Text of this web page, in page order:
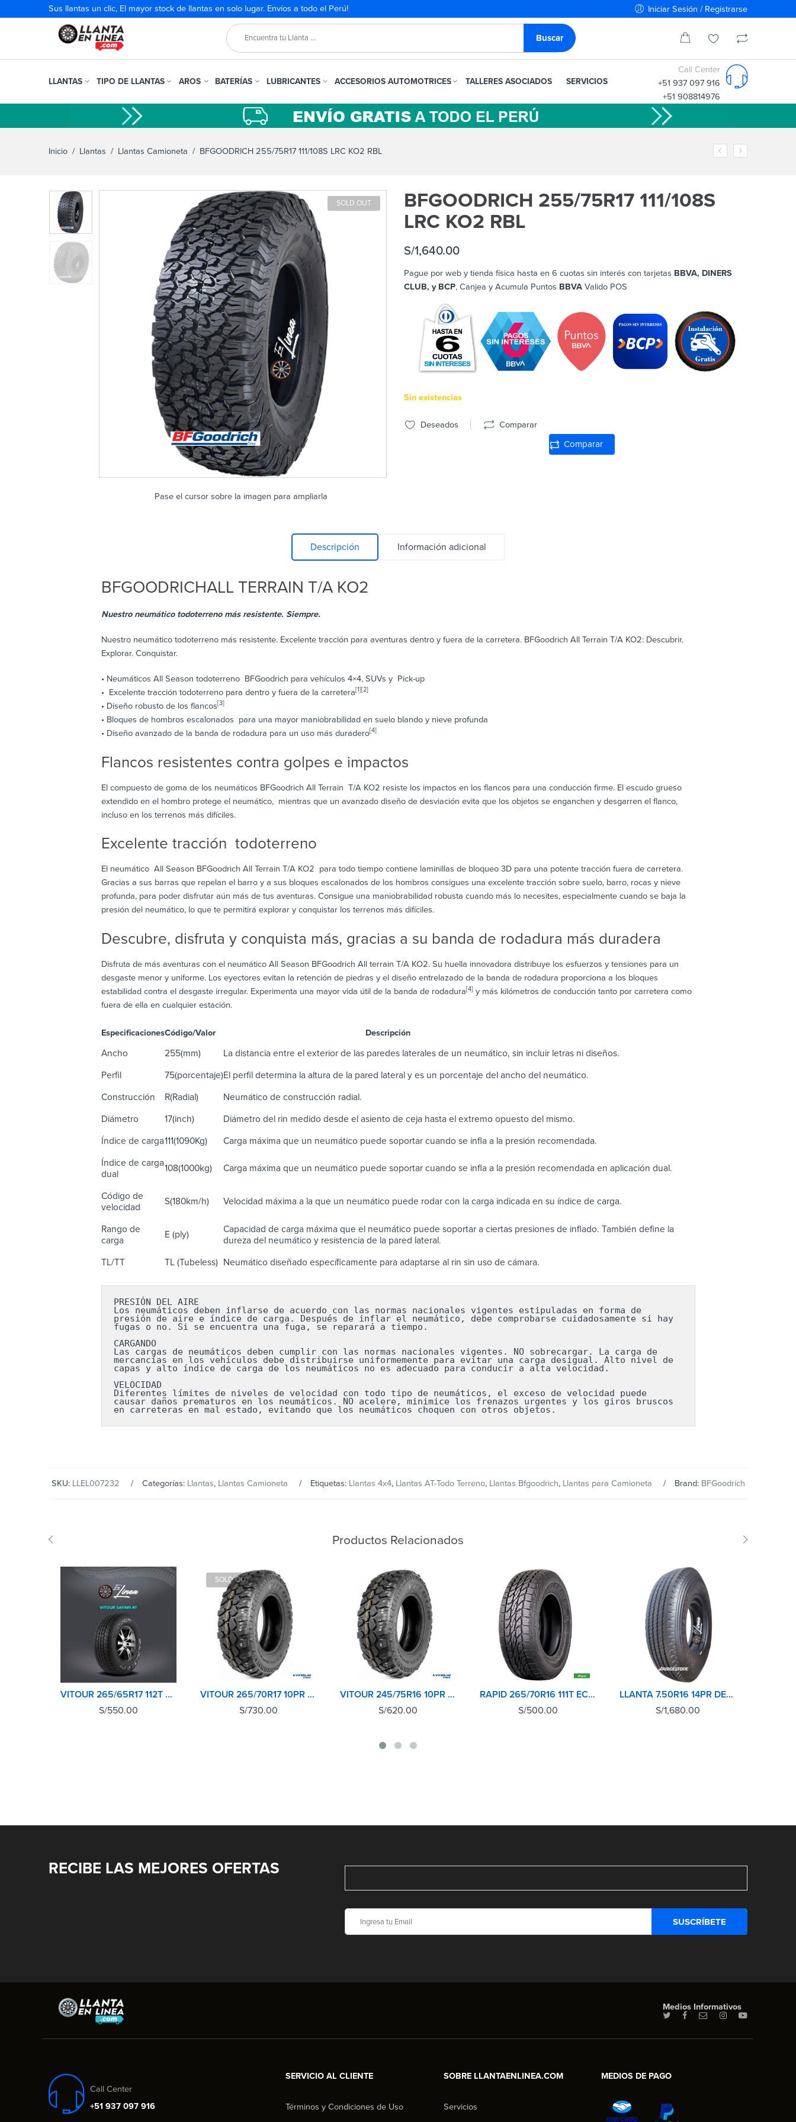
Sus llantas un clic, El mayor stock de llantas en solo lugar. Envíos a todo el Perú! Iniciar Sesión / Registrarse
LLANTAS TIPO DE LLANTAS AROS BATERÍAS LUBRICANTES ACCESORIOS AUTOMOTRICES TALLERES ASOCIADOS SERVICIOS
Call Center
+51 937 097 916
+51 908814976
Inicio / Llantas / Llantas Camioneta / BFGOODRICH 255/75R17 111/108S LRC KO2 RBL
SOLD OUT
Pase el cursor sobre la imagen para ampliarla
BFGOODRICH 255/75R17 111/108S
LRC KO2 RBL
S/1,640.00
Pague por web y tienda física hasta en 6 cuotas sin interés con tarjetas BBVA, DINERS
CLUB, y BCP, Canjea y Acumula Puntos BBVA Valido POS
Sin existencias
Deseados Comparar
Comparar
Descripción Información adicional
BFGOODRICHALL TERRAIN T/A KO2
Nuestro neumático todoterreno más resistente. Siempre.​​​​​​
Nuestro neumático todoterreno más resistente. Excelente tracción para aventuras dentro y fuera de la carretera. BFGoodrich All Terrain T/A KO2: Descubrir.
Explorar. Conquistar.
• Neumáticos All Season todoterreno BFGoodrich para vehículos 4×4, SUVs y Pick-up
• Excelente tracción todoterreno para dentro y fuera de la carretera[1][2]
• Diseño robusto de los flancos[3]
• Bloques de hombros escalonados para una mayor maniobrabilidad en suelo blando y nieve profunda
• Diseño avanzado de la banda de rodadura para un uso más duradero[4]
Flancos resistentes contra golpes e impactos
El compuesto de goma de los neumáticos BFGoodrich All Terrain T/A KO2 resiste los impactos en los flancos para una conducción firme. El escudo grueso
extendido en el hombro protege el neumático, mientras que un avanzado diseño de desviación evita que los objetos se enganchen y desgarren el flanco,
incluso en los terrenos más difíciles.
Excelente tracción todoterreno
El neumático All Season BFGoodrich All Terrain T/A KO2 para todo tiempo contiene laminillas de bloqueo 3D para una potente tracción fuera de carretera.
Gracias a sus barras que repelan el barro y a sus bloques escalonados de los hombros consigues una excelente tracción sobre suelo, barro, rocas y nieve
profunda, para poder disfrutar aún más de tus aventuras. Consigue una maniobrabilidad robusta cuando más lo necesites, especialmente cuando se baja la
presión del neumático, lo que te permitirá explorar y conquistar los terrenos más difíciles.
Descubre, disfruta y conquista más, gracias a su banda de rodadura más duradera
Disfruta de más aventuras con el neumático All Season BFGoodrich All terrain T/A KO2. Su huella innovadora distribuye los esfuerzos y tensiones para un
desgaste menor y uniforme. Los eyectores evitan la retención de piedras y el diseño entrelazado de la banda de rodadura proporciona a los bloques
estabilidad contra el desgaste irregular. Experimenta una mayor vida útil de la banda de rodadura[4]y más kilómetros de conducción tanto por carretera como
fuera de ella en cualquier estación.
EspecificacionesCódigo/Valor Descripción
Ancho 255(mm) La distancia entre el exterior de las paredes laterales de un neumático, sin incluir letras ni diseños.
Perfil 75(porcentaje)El perfil determina la altura de la pared lateral y es un porcentaje del ancho del neumático.
Construcción R(Radial) Neumático de construcción radial.
Diámetro 17(inch) Diámetro del rin medido desde el asiento de ceja hasta el extremo opuesto del mismo.
Índice de carga111(1090Kg) Carga máxima que un neumático puede soportar cuando se infla a la presión recomendada.
Índice de carga
dual
108(1000kg) Carga máxima que un neumático puede soportar cuando se infla a la presión recomendada en aplicación dual.
Código de
velocidad
S(180km/h) Velocidad máxima a la que un neumático puede rodar con la carga indicada en su índice de carga.
Rango de
carga
E (ply)
Capacidad de carga máxima que el neumático puede soportar a ciertas presiones de inflado. También define la
dureza del neumático y resistencia de la pared lateral.
TL/TT TL (Tubeless) Neumático diseñado específicamente para adaptarse al rin sin uso de cámara.
PRESIÓN DEL AIRE
Los neumáticos deben inflarse de acuerdo con las normas nacionales vigentes estipuladas en forma de
presión de aire e índice de carga. Después de inflar el neumático, debe comprobarse cuidadosamente si hay
fugas o no. Si se encuentra una fuga, se reparará a tiempo.
CARGANDO
Las cargas de neumáticos deben cumplir con las normas nacionales vigentes. NO sobrecargar. La carga de
mercancías en los vehículos debe distribuirse uniformemente para evitar una carga desigual. Alto nivel de
capas y alto índice de carga de los neumáticos no es adecuado para conducir a alta velocidad.
VELOCIDAD
Diferentes límites de niveles de velocidad con todo tipo de neumáticos, el exceso de velocidad puede
causar daños prematuros en los neumáticos. NO acelere, minimice los frenazos urgentes y los giros bruscos
en carreteras en mal estado, evitando que los neumáticos choquen con otros objetos.
SKU: LLEL007232 Categorías: Llantas, Llantas Camioneta Etiquetas: Llantas 4x4, Llantas AT-Todo Terreno, Llantas Bfgoodrich, Llantas para Camioneta Brand: BFGoodrich
Productos Relacionados
VITOUR 265/65R17 112T SAFARI ATX
S/550.00
SOLD OUT
VITOUR 265/70R17 10PR 121Q EXPLORER MT
S/730.00
VITOUR 245/75R16 10PR 120N EXPLORER MT
S/620.00
RAPID 265/70R16 111T ECOLANDER AT
S/500.00
LLANTA 7.50R16 14PR DELANTERA BRIDGESTONE
S/1,680.00
RECIBE LAS MEJORES OFERTAS
Medios Informativos
Call Center
+51 937 097 916
SERVICIO AL CLIENTE
Términos y Condiciones de Uso
SOBRE LLANTAENLINEA.COM
Servicios
MEDIOS DE PAGO